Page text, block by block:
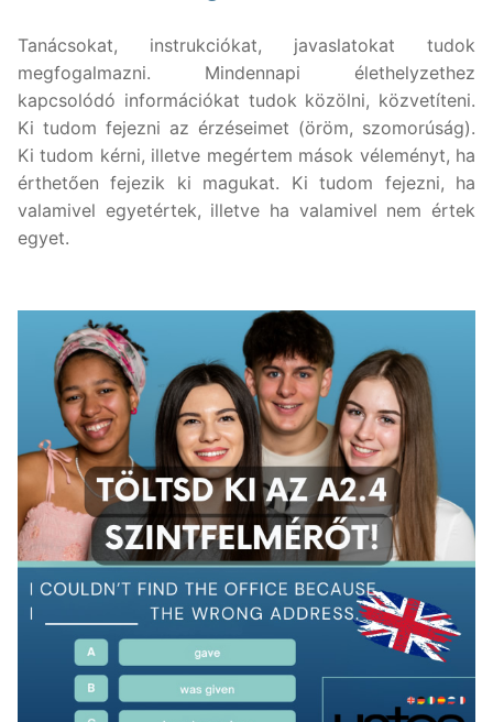
Tanácsokat, instrukciókat, javaslatokat tudok
megfogalmazni. Mindennapi élethelyzethez
kapcsolódó információkat tudok közölni, közvetíteni.
Ki tudom fejezni az érzéseimet (öröm, szomorúság).
Ki tudom kérni, illetve megértem mások véleményt, ha
érthetően fejezik ki magukat. Ki tudom fejezni, ha
valamivel egyetértek, illetve ha valamivel nem értek
egyet.